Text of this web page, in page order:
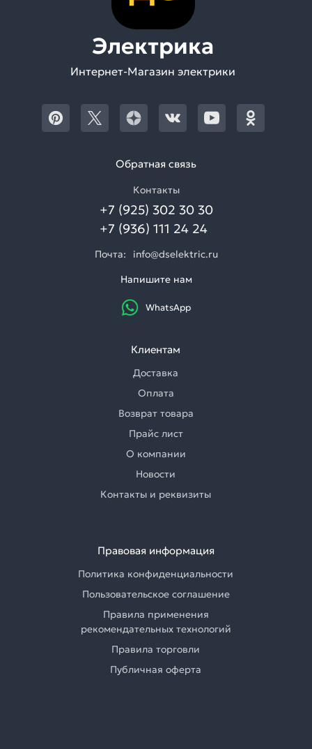
Электрика
Интернет-Магазин электрики
Обратная связь
Контакты
+7 (925) 302 30 30
+7 (936) 111 24 24
Почта:
info@dselektric.ru
Напишите нам
WhatsApp
Клиентам
Доставка
Оплата
Возврат товара
Прайс лист
О компании
Новости
Контакты и реквизиты
Правовая информация
Политика конфиденциальности
Пользовательское соглашение
Правила применения
рекомендательных технологий
Правила торговли
Публичная оферта